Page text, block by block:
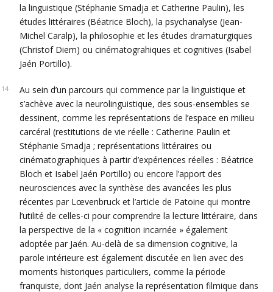
la linguistique (Stéphanie Smadja et Catherine Paulin), les
études littéraires (Béatrice Bloch), la psychanalyse (Jean-
Michel Caralp), la philosophie et les études dramaturgiques
(Christof Diem) ou cinématograhiques et cognitives (Isabel
Jaén Portillo).
Au sein d’un parcours qui commence par la linguistique et
s’achève avec la neurolinguistique, des sous-ensembles se
dessinent, comme les représentations de l’espace en milieu
carcéral (restitutions de vie réelle : Catherine Paulin et
Stéphanie Smadja ; représentations littéraires ou
cinématographiques à partir d’expériences réelles : Béatrice
Bloch et Isabel Jaén Portillo) ou encore l’apport des
neurosciences avec la synthèse des avancées les plus
récentes par Lœvenbruck et l’article de Patoine qui montre
l’utilité de celles-ci pour comprendre la lecture littéraire, dans
la perspective de la « cognition incarnée » également
adoptée par Jaén. Au-delà de sa dimension cognitive, la
parole intérieure est également discutée en lien avec des
moments historiques particuliers, comme la période
franquiste, dont Jaén analyse la représentation filmique dans